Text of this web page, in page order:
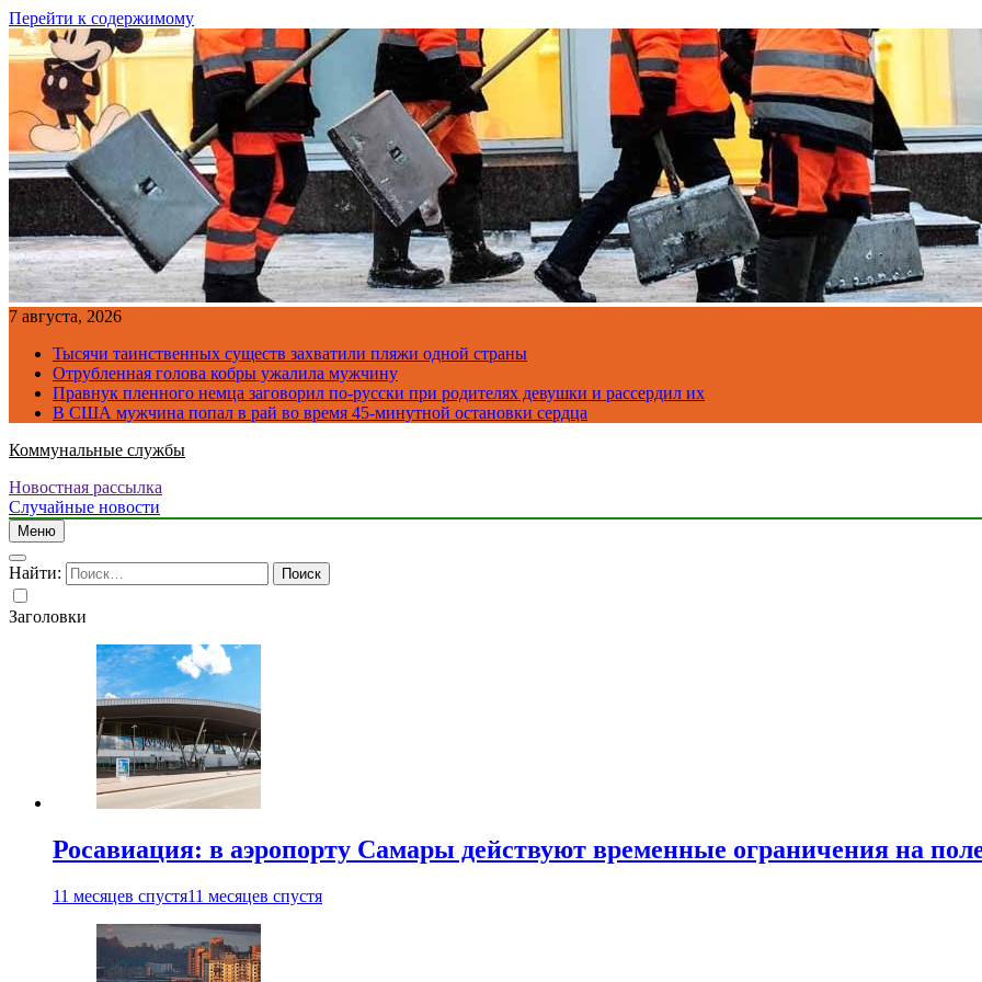
Перейти к содержимому
7 августа, 2026
Тысячи таинственных существ захватили пляжи одной страны
Отрубленная голова кобры ужалила мужчину
Правнук пленного немца заговорил по-русски при родителях девушки и рассердил их
В США мужчина попал в рай во время 45-минутной остановки сердца
Коммунальные службы
Новостная рассылка
Случайные новости
Меню
Найти:
Заголовки
Росавиация: в аэропорту Самары действуют временные ограничения на
11 месяцев спустя11 месяцев спустя